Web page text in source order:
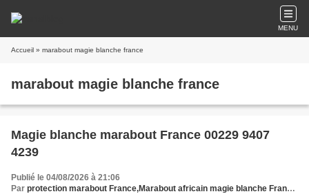
MENU
Accueil » marabout magie blanche france
marabout magie blanche france
Magie blanche marabout France 00229 9407
4239
Publié le 04/08/2026 à 21:06
Par protection marabout France,Marabout africain magie blanche France,Marabout médium sérieux magie blanche France,Magie blanche marabout France,Médium marabout magie blanche France,